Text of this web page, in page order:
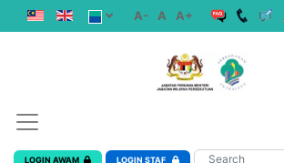
A- A A+
LOGIN AWAM LOGIN STAF